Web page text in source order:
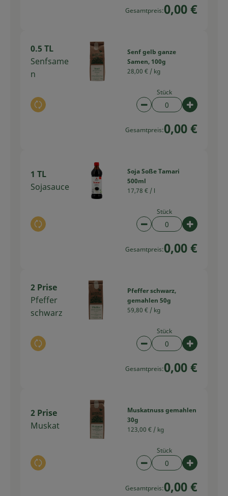
Gesamtpreis:0,00 €
0.5 TL
Senfsame
n
Auswahl ändern
Senf gelb ganze
Samen, 100g
28,00 € / kg
Stück
Artikelanzahl
Gesamtpreis:0,00 €
1 TL
Sojasauce
Auswahl ändern
Soja Soße Tamari
500ml
17,78 € / l
Stück
Artikelanzahl
Gesamtpreis:0,00 €
2 Prise
Pfeffer
schwarz
Auswahl ändern
Pfeffer schwarz,
gemahlen 50g
59,80 € / kg
Stück
Artikelanzahl
Gesamtpreis:0,00 €
2 Prise
Muskat
Auswahl ändern
Muskatnuss gemahlen
30g
123,00 € / kg
Stück
Artikelanzahl
Gesamtpreis:0,00 €